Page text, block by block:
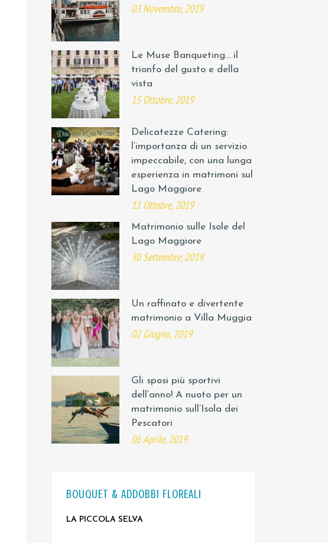
03 Novembre, 2019
Le Muse Banqueting… il
trionfo del gusto e della
vista
15 Ottobre, 2019
Delicatezze Catering:
l’importanza di un servizio
impeccabile, con una lunga
esperienza in matrimoni sul
Lago Maggiore
11 Ottobre, 2019
Matrimonio sulle Isole del
Lago Maggiore
30 Settembre, 2019
Un raffinato e divertente
matrimonio a Villa Muggia
02 Giugno, 2019
Gli sposi più sportivi
dell’anno! A nuoto per un
matrimonio sull’Isola dei
Pescatori
06 Aprile, 2019
BOUQUET & ADDOBBI FLOREALI
LA PICCOLA SELVA